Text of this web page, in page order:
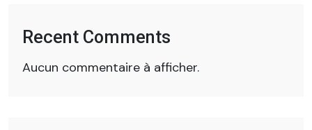
Recent Comments
Aucun commentaire à afficher.